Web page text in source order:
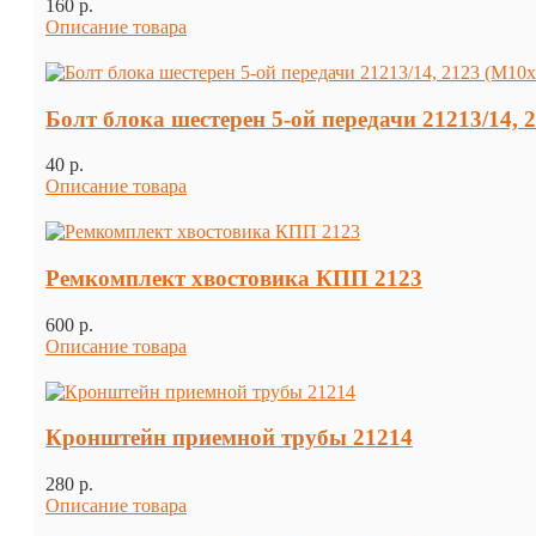
160 p.
Описание товара
Болт блока шестерен 5-ой передачи 21213/14,
40 p.
Описание товара
Ремкомплект хвостовика КПП 2123
600 p.
Описание товара
Кронштейн приемной трубы 21214
280 p.
Описание товара